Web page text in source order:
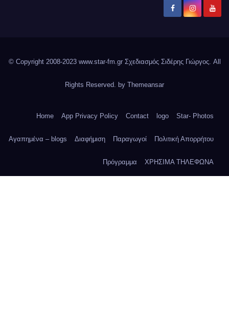
© Copyright 2008-2023 www.star-fm.gr Σχεδιασμός Σιδέρης Γιώργος. All
Rights Reserved. by Themeansar
Home App Privacy Policy Contact logo Star- Photos
Αγαπημένα – blogs Διαφήμιση Παραγωγοί Πολιτική Απορρήτου
Πρόγραμμα ΧΡΗΣΙΜΑ ΤΗΛΕΦΩΝΑ